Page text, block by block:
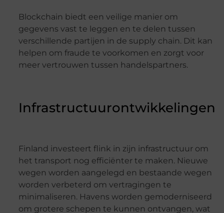
Blockchain biedt een veilige manier om
gegevens vast te leggen en te delen tussen
verschillende partijen in de supply chain. Dit kan
helpen om fraude te voorkomen en zorgt voor
meer vertrouwen tussen handelspartners.
Infrastructuurontwikkelingen
Finland investeert flink in zijn infrastructuur om
het transport nog efficiënter te maken. Nieuwe
wegen worden aangelegd en bestaande wegen
worden verbeterd om vertragingen te
minimaliseren. Havens worden gemoderniseerd
om grotere schepen te kunnen ontvangen, wat